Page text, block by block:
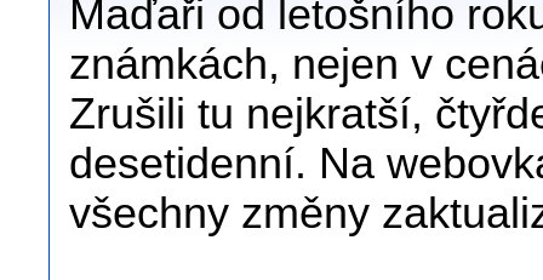
Maďaři od letošního
známkách, nejen v
Zrušili tu nejkratší,
desetidenní. Na
všechny změny